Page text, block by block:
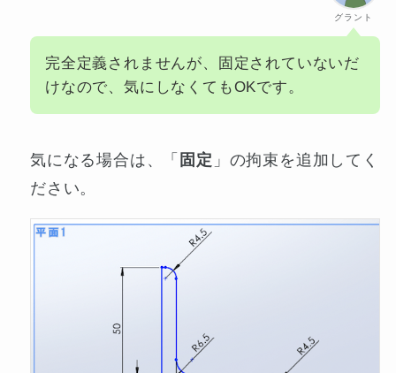
グラント
完全定義されませんが、固定されていないだ
けなので、気にしなくてもOKです。
気になる場合は、「 固定 」の拘束を追加してく
ださい。